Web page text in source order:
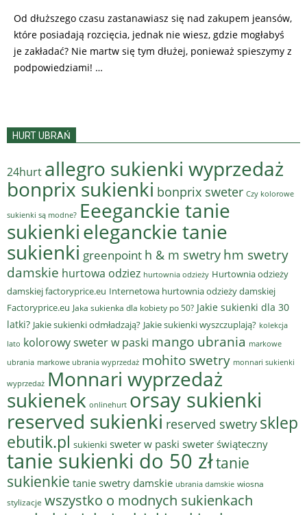
Od dłuższego czasu zastanawiasz się nad zakupem jeansów,
które posiadają rozcięcia, jednak nie wiesz, gdzie mogłabyś
je zakładać? Nie martw się tym dłużej, ponieważ spieszymy z
podpowiedziami! …
HURT UBRAŃ
24hurt allegro sukienki wyprzedaż
bonprix sukienki bonprix sweter Czy kolorowe
sukienki są modne? Eeeganckie tanie
sukienkieleganckie tanie
sukienki greenpoint h & m swetry hm swetry
damskie hurtowa odziez hurtownia odzieży Hurtownia odzieży
damskiej factoryprice.eu Internetowa hurtownia odzieży damskiej
Factoryprice.eu Jaka sukienka dla kobiety po 50? Jakie sukienki dla 30
latki? Jakie sukienki odmładzają? Jakie sukienki wyszczuplają? kolekcja
lato kolorowy sweter w paski mango ubrania markowe
ubrania markowe ubrania wyprzedaż mohito swetry monnari sukienki
wyprzedaż Monnari wyprzedaż
sukienek onlinehurt orsay sukienki
reserved sukienki reserved swetry sklep
ebutik.pl sukienki sweter w paski sweter świąteczny
tanie sukienki do 50 złtanie
sukienkie tanie swetry damskie ubrania damskie wiosna
stylizacje wszystko o modnych sukienkach